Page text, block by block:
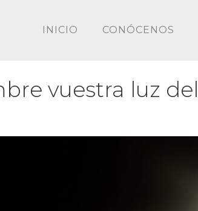
INICIO CONÓCENOS
vuestra luz